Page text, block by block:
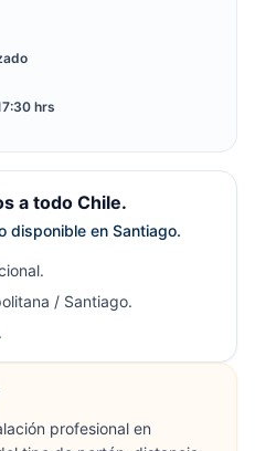
hrs
a todo Chile.
disponible en Santiago.
/ Santiago.
profesional en